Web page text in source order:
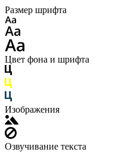
Размер шрифта
Цвет фона и шрифта
Изображения
Озвучивание текста